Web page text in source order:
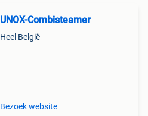
UNOX-Combisteamer
Heel België
Bezoek website